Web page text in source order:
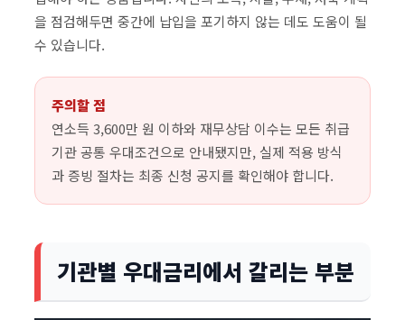
을 점검해두면 중간에 납입을 포기하지 않는 데도 도움이 될
수 있습니다.
주의할 점
연소득 3,600만 원 이하와 재무상담 이수는 모든 취급
기관 공통 우대조건으로 안내됐지만, 실제 적용 방식
과 증빙 절차는 최종 신청 공지를 확인해야 합니다.
기관별 우대금리에서 갈리는 부분